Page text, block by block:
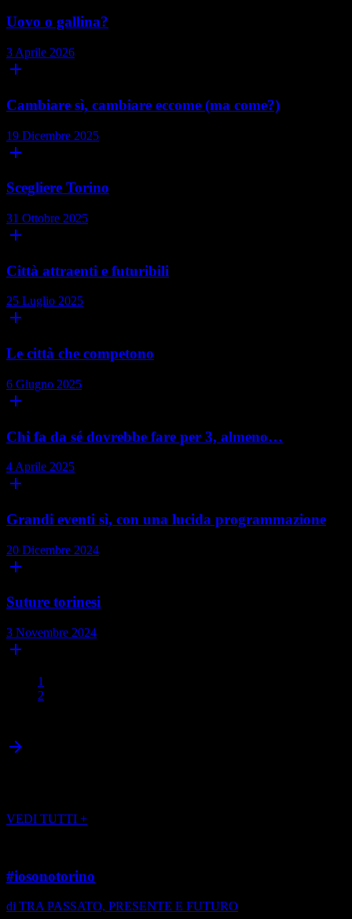
Uovo o gallina?
3 Aprile 2026
add
Cambiare sì, cambiare eccome (ma come?)
19 Dicembre 2025
add
Scegliere Torino
31 Ottobre 2025
add
Città attraenti e futuribili
25 Luglio 2025
add
Le città che competono
6 Giugno 2025
add
Chi fa da sé dovrebbe fare per 3, almeno…
4 Aprile 2025
add
Grandi eventi sì, con una lucida programmazione
20 Dicembre 2024
add
Suture torinesi
3 Novembre 2024
add
1
2
arrow_forward
VEDI TUTTI +
#iosonotorino
di TRA PASSATO, PRESENTE E FUTURO